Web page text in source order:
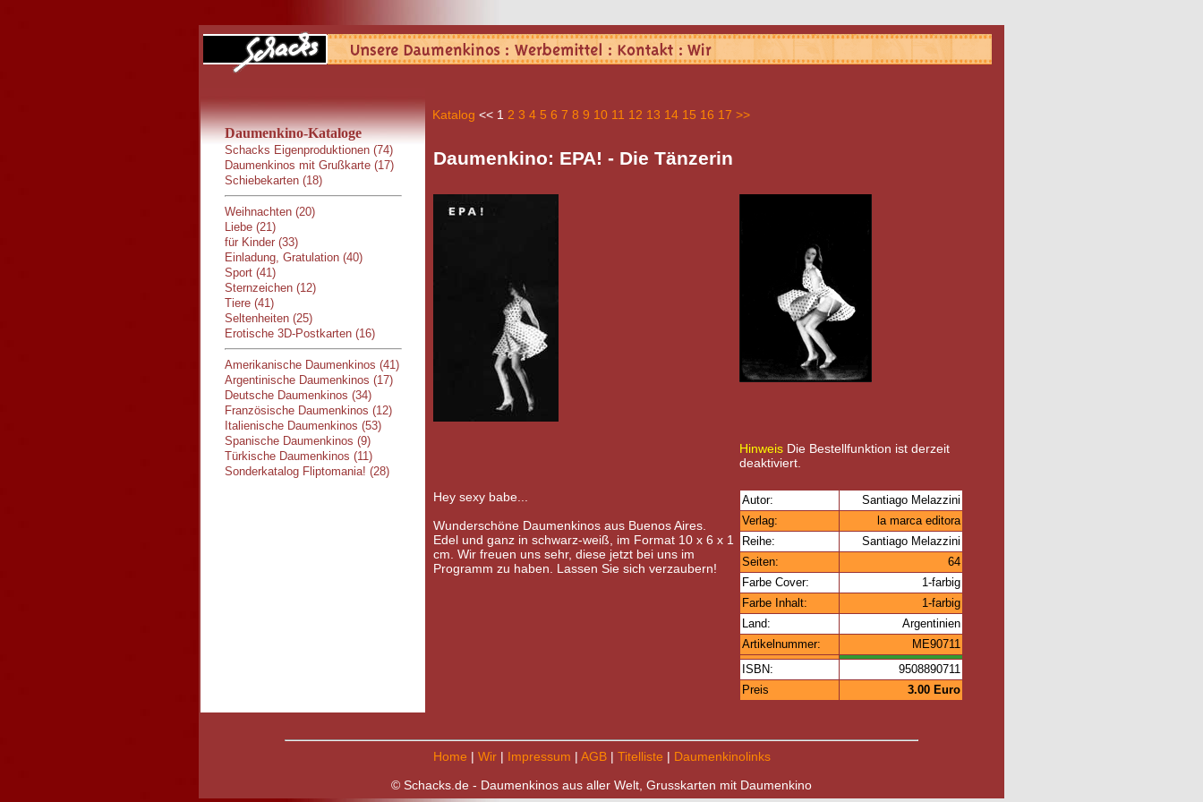
Daumenkino-Kataloge
Schacks Eigenproduktionen (74)
Daumenkinos mit Grußkarte (17)
Schiebekarten (18)
Weihnachten (20)
Liebe (21)
für Kinder (33)
Einladung, Gratulation (40)
Sport (41)
Sternzeichen (12)
Tiere (41)
Seltenheiten (25)
Erotische 3D-Postkarten (16)
Amerikanische Daumenkinos (41)
Argentinische Daumenkinos (17)
Deutsche Daumenkinos (34)
Französische Daumenkinos (12)
Italienische Daumenkinos (53)
Spanische Daumenkinos (9)
Türkische Daumenkinos (11)
Sonderkatalog Fliptomania! (28)
Katalog << 1 2 3 4 5 6 7 8 9 10 11 12 13 14 15 16 17 >>
Daumenkino: EPA! - Die Tänzerin
Hinweis Die Bestellfunktion ist derzeit
deaktiviert.
Hey sexy babe...
Wunderschöne Daumenkinos aus Buenos Aires.
Edel und ganz in schwarz-weiß, im Format 10 x 6 x 1
cm. Wir freuen uns sehr, diese jetzt bei uns im
Programm zu haben. Lassen Sie sich verzaubern!
Autor:
Santiago Melazzini
Verlag:
la marca editora
Reihe:
Santiago Melazzini
Seiten:
64
Farbe Cover:
1-farbig
Farbe Inhalt:
1-farbig
Land:
Argentinien
Artikelnummer:
ME90711
ISBN:
9508890711
Preis
3.00 Euro
Home | Wir| Impressum | AGB| Titelliste | Daumenkinolinks
© Schacks.de - Daumenkinos aus aller Welt, Grusskarten mit Daumenkino